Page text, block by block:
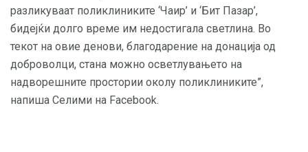
разликуваат поликлиниките ‘Чаир’ и ‘Бит Пазар’,
бидејќи долго време им недостигала светлина. Во
текот на овие денови, благодарение на донација од
доброволци, стана можно осветлувањето на
надворешните простории околу поликлиниките”,
напиша Селими на Facebook.